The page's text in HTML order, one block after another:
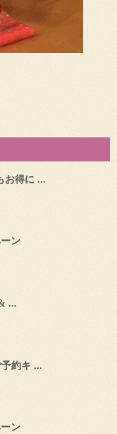
お得に ...
ン
...
約キ ...
ン